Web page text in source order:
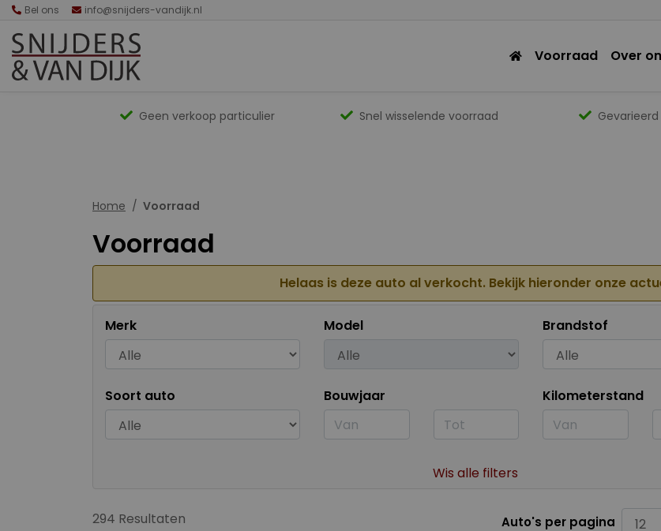
Bel ons info@snijders-vandijk.nl
Voorraad Over
Geen verkoop particulier Snel wisselende voorraad
Home Voorraad
Voorraad
Helaas is deze auto al verkocht. Bekijk hieronder onze
Merk Model Brandstof
Soort auto Bouwjaar Kilometerstand
Wis alle filters
294 Resultaten Auto's per pagina